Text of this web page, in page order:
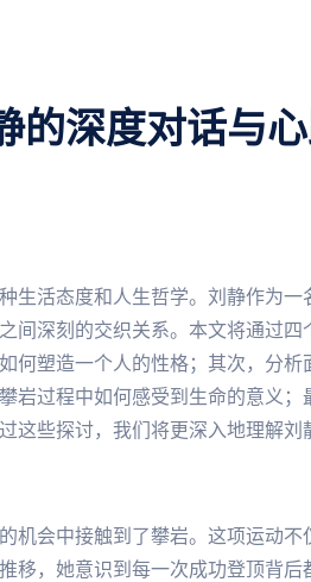
的深度对话与
活态度和人生哲学。刘静作为一
间深刻的交织关系。本文将通过四
何塑造一个人的性格；其次，分析
岩过程中如何感受到生命的意义；
这些探讨，我们将更深入地理解刘
机会中接触到了攀岩。这项运动不
移，她意识到每一次成功登顶背后